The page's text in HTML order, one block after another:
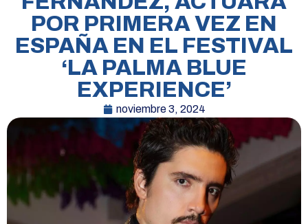
POR PRIMERA VEZ EN
ESPAÑA EN EL FESTIVAL
‘LA PALMA BLUE
EXPERIENCE’
noviembre 3, 2024